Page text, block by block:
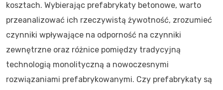
kosztach. Wybierając prefabrykaty betonowe, warto
przeanalizować ich rzeczywistą żywotność, zrozumieć
czynniki wpływające na odporność na czynniki
zewnętrzne oraz różnice pomiędzy tradycyjną
technologią monolityczną a nowoczesnymi
rozwiązaniami prefabrykowanymi. Czy prefabrykaty są